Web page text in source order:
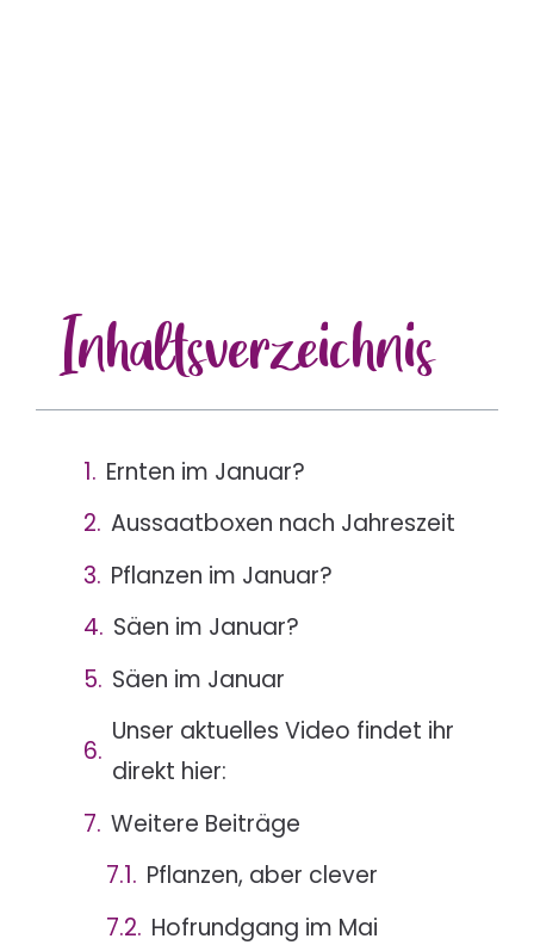
Inhaltsverzeichnis
Ernten im Januar?
Aussaatboxen nach Jahreszeit
Pflanzen im Januar?
Säen im Januar?
Säen im Januar
Unser aktuelles Video findet ihr
direkt hier:
Weitere Beiträge
Pflanzen, aber clever
Hofrundgang im Mai